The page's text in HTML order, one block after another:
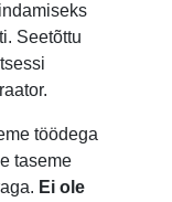
Seetõttu
töödega
taseme
Ei ole